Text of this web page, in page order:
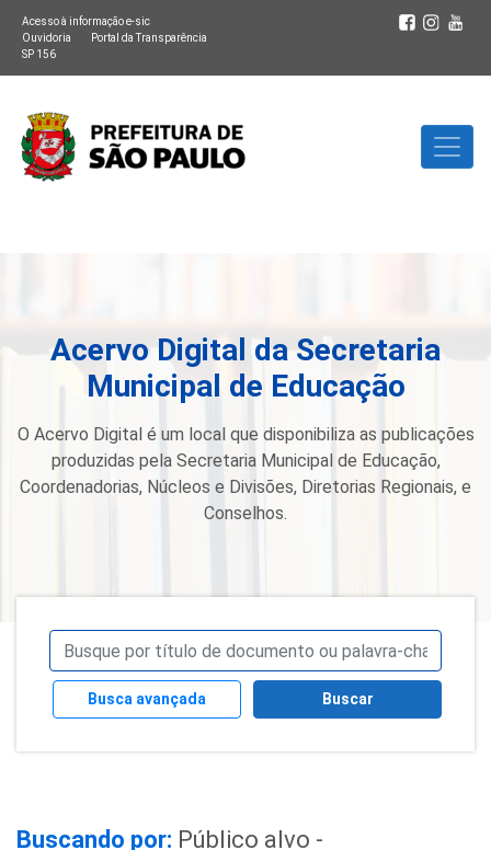
Acesso à informação e-sic
Ouvidoria
Portal da Transparência
SP 156
Acervo Digital da Secretaria
Municipal de Educação
O Acervo Digital é um local que disponibiliza as publicações
produzidas pela Secretaria Municipal de Educação,
Coordenadorias, Núcleos e Divisões, Diretorias Regionais, e
Conselhos.
Busca avançada Buscar
Buscando por: Público alvo -